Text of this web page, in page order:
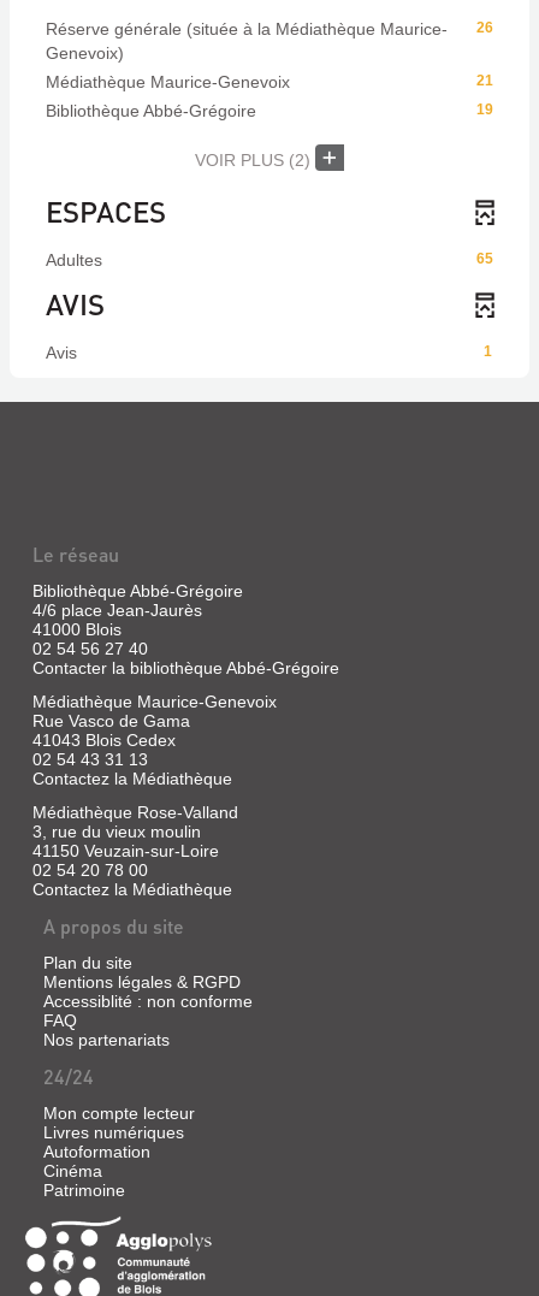
26
Réserve générale (située à la Médiathèque Maurice-
Genevoix)
21
Médiathèque Maurice-Genevoix
19
Bibliothèque Abbé-Grégoire
VOIR PLUS (2)
ESPACES
65
Adultes
AVIS
1
Avis
Le réseau
Bibliothèque Abbé-Grégoire
4/6 place Jean-Jaurès
41000 Blois
02 54 56 27 40
Contacter la bibliothèque Abbé-Grégoire
Médiathèque Maurice-Genevoix
Rue Vasco de Gama
41043 Blois Cedex
02 54 43 31 13
Contactez la Médiathèque
Médiathèque Rose-Valland
3, rue du vieux moulin
41150 Veuzain-sur-Loire
02 54 20 78 00
Contactez la Médiathèque
A propos du site
Plan du site
Mentions légales & RGPD
Accessiblité : non conforme
FAQ
Nos partenariats
24/24
Mon compte lecteur
Livres numériques
Autoformation
Cinéma
Patrimoine